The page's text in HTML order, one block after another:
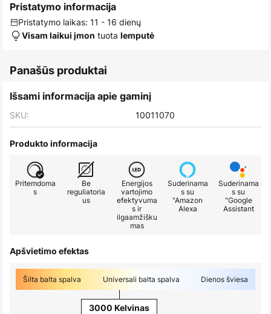
Pristatymo informacija
Pristatymo laikas: 11 - 16 dienų
Visam laikui įmon tuota lemputė
Panašūs produktai
Išsami informacija apie gaminį
SKU: 10011070
Produkto informacija
Pritemdoma
s
Be
reguliatoria
us
Energijos
vartojimo
efektyvuma
s ir
ilgaamžišku
mas
Suderinama
s su
"Amazon
Alexa
Suderinama
s su
"Google
Assistant
Apšvietimo efektas
Šilta balta spalva Universali balta spalva Dienos šviesa
3000 Kelvinas